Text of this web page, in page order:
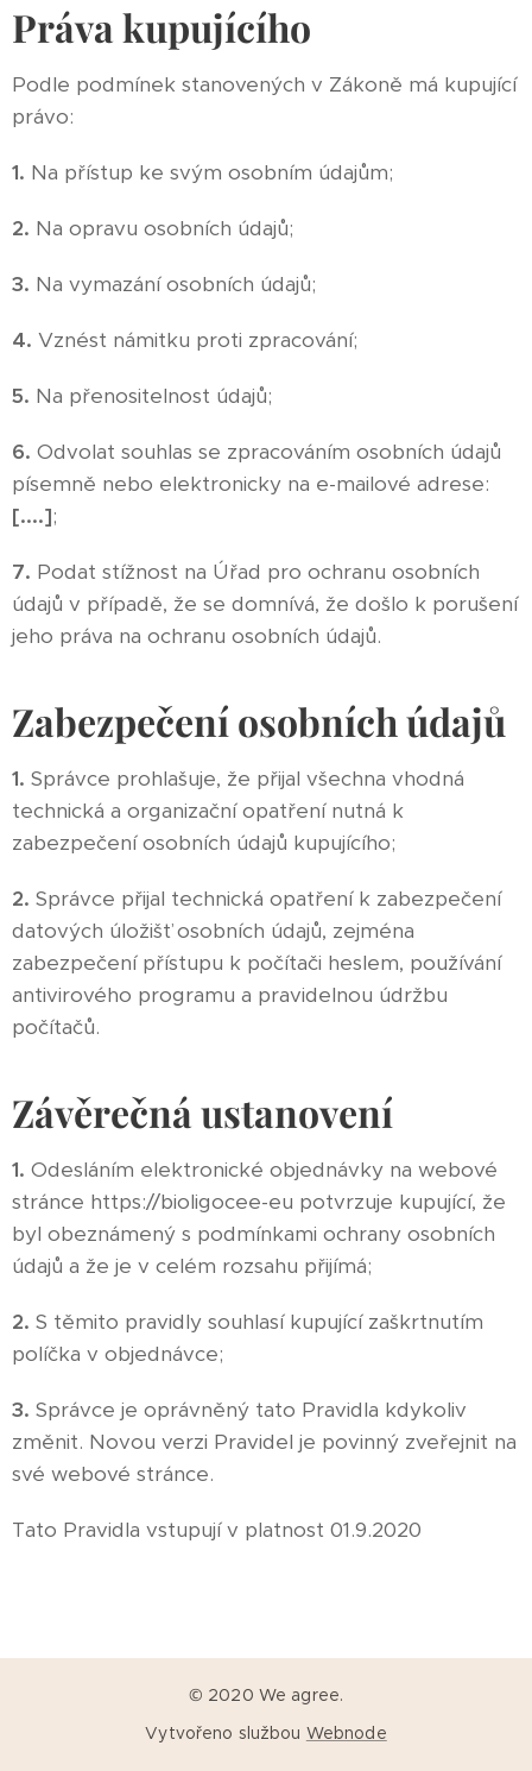
Práva kupujícího
Podle podmínek stanovených v Zákoně má kupující
právo:
1. Na přístup ke svým osobním údajům;
2. Na opravu osobních údajů;
3. Na vymazání osobních údajů;
4. Vznést námitku proti zpracování;
5. Na přenositelnost údajů;
6. Odvolat souhlas se zpracováním osobních údajů
písemně nebo elektronicky na e-mailové adrese:
[....];
7. Podat stížnost na Úřad pro ochranu osobních
údajů v případě, že se domnívá, že došlo k porušení
jeho práva na ochranu osobních údajů.
Zabezpečení osobních údajů
1. Správce prohlašuje, že přijal všechna vhodná
technická a organizační opatření nutná k
zabezpečení osobních údajů kupujícího;
2. Správce přijal technická opatření k zabezpečení
datových úložišť osobních údajů, zejména
zabezpečení přístupu k počítači heslem, používání
antivirového programu a pravidelnou údržbu
počítačů.
Závěrečná ustanovení
1. Odesláním elektronické objednávky na webové
stránce https://bioligocee-eu potvrzuje kupující, že
byl obeznámený s podmínkami ochrany osobních
údajů a že je v celém rozsahu přijímá;
2. S těmito pravidly souhlasí kupující zaškrtnutím
políčka v objednávce;
3. Správce je oprávněný tato Pravidla kdykoliv
změnit. Novou verzi Pravidel je povinný zveřejnit na
své webové stránce.
Tato Pravidla vstupují v platnost 01.9.2020
© 2020 We agree.
Vytvořeno službou Webnode